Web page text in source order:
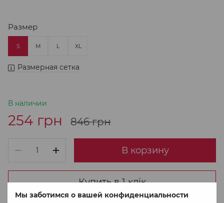
Мы заботимся о вашей конфиденциальности
Размер
S M L XL
Размерная сетка
В наличии
254 грн 846 грн
В корзину
Купить в 1 клік